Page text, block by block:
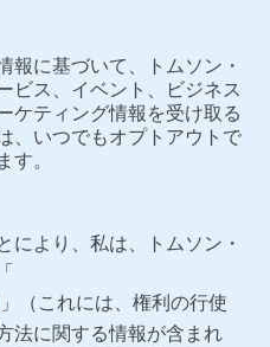
報に基づいて、トムソン・
ビス、イベント、ビジネス
ケティング情報を受け取る
、いつでもオプトアウトで
。
により、私は、トムソン・
」（これには、権利の行使
法に関する情報が含まれ